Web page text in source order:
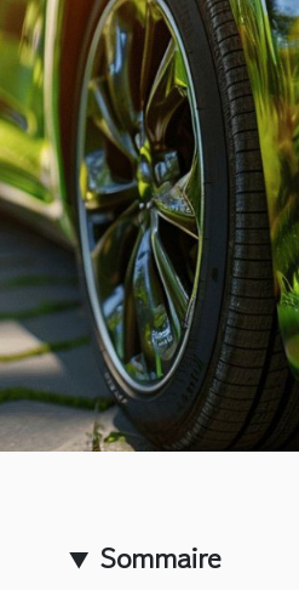
Sommaire